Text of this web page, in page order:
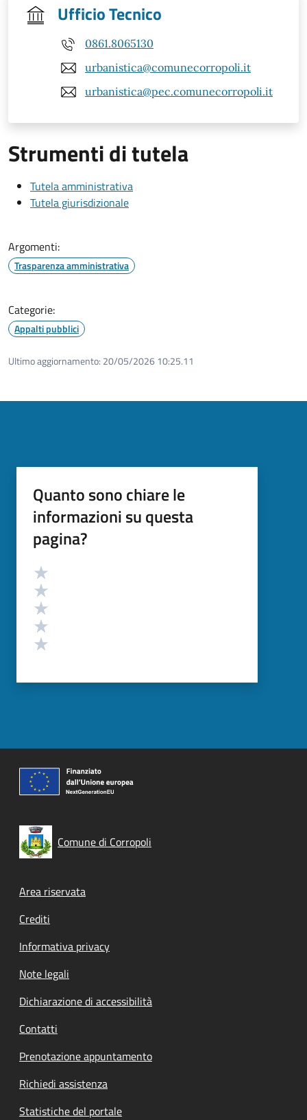
Ufficio Tecnico
0861.8065130
urbanistica@comunecorropoli.it
urbanistica@pec.comunecorropoli.it
Strumenti di tutela
Tutela amministrativa
Tutela giurisdizionale
Argomenti:
Trasparenza amministrativa
Categorie:
Appalti pubblici
Ultimo aggiornamento: 20/05/2026 10:25.11
Quanto sono chiare le
informazioni su questa
pagina?
Valutazione
Comune di Corropoli
Footer menu
Area riservata
Crediti
Informativa privacy
Note legali
Dichiarazione di accessibilità
Contatti
Prenotazione appuntamento
Richiedi assistenza
Statistiche del portale